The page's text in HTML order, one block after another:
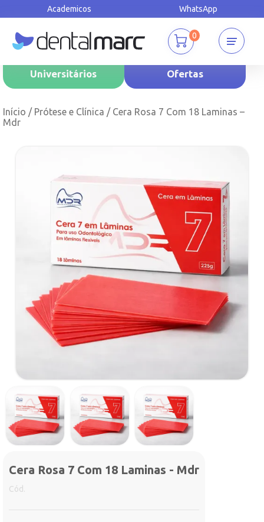
Academicos WhatsApp
0
Universitários Ofertas
Início / Prótese e Clínica / Cera Rosa 7 Com 18 Laminas –
Mdr
Cera Rosa 7 Com 18 Laminas - Mdr
Cód.